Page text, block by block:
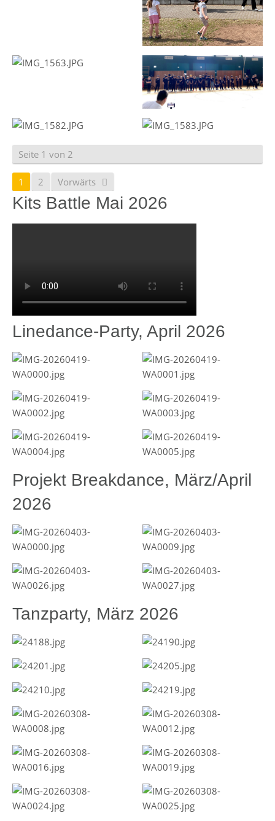
Seite 1 von 2
1 2 Vorwärts
Kits Battle Mai 2026
Linedance-Party, April 2026
Projekt Breakdance, März/April
2026
Tanzparty, März 2026